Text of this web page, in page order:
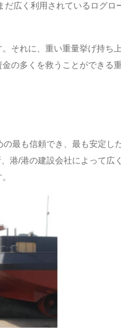
広く利用されているログ
それに、重い重量挙げ持
の多くを救うことができる
最も信頼でき、最も安定
/港の建設会社によって